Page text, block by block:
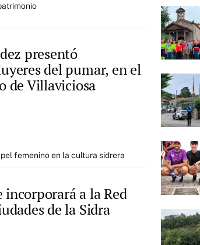
presentó
del pumar, en el
de Villaviciosa
femenino en la cultura sidrera
incorporará a la Red
de la Sidra